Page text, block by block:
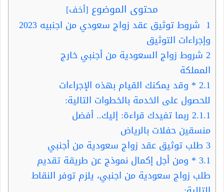
محتوى الموضوع [أخف]
1
شروط توثيق عقد زواج سعودي من اجنبيه 2023
وإجراءات التوثيق
2 شروط زواج السعودية من أجنبي خارج
المملكة
2.1 * وقد يمكنك القيام بهذه الإجراءات
للحصول على الخدمة بالخطوات التالية:
2.1.1 ربما تفيدك قراءة: إليك.. أفضل
منسقين حفلات بالرياض
3 طلب توثيق عقد زواج سعودية من أجنبي
3.1 * ومن أجل إكمال نموذج عن طريقة تقديم
طلب زواج سعودية من اجنبي، يلزم توفر النقاط